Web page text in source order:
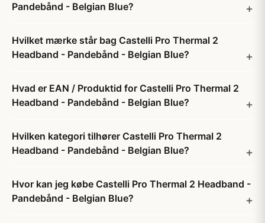
Pandebånd - Belgian Blue?
Hvilket mærke står bag Castelli Pro Thermal 2
Headband - Pandebånd - Belgian Blue?
Hvad er EAN / Produktid for Castelli Pro Thermal 2
Headband - Pandebånd - Belgian Blue?
Hvilken kategori tilhører Castelli Pro Thermal 2
Headband - Pandebånd - Belgian Blue?
Hvor kan jeg købe Castelli Pro Thermal 2 Headband -
Pandebånd - Belgian Blue?